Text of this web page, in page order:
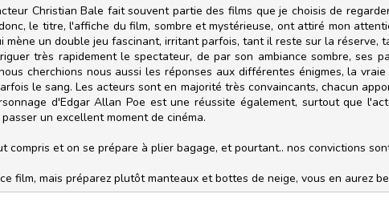
Christian Bale fait souvent partie des films que je choisis de
le titre, l'affiche du film, sombre et mystérieuse, ont attiré mon
mène un double jeu fascinant, irritant parfois, tant il reste sur la réserve,
très rapidement le spectateur, de par son ambiance sombre, ses
cherchions nous aussi les réponses aux différentes énigmes, la
le sang. Les acteurs sont en majorité très convaincants, chacun
d'Edgar Allan Poe est une réussite également, surtout que
un excellent moment de cinéma.
compris et on se prépare à plier bagage, et pourtant.. nos convictions
film, mais préparez plutôt manteaux et bottes de neige, vous en aurez